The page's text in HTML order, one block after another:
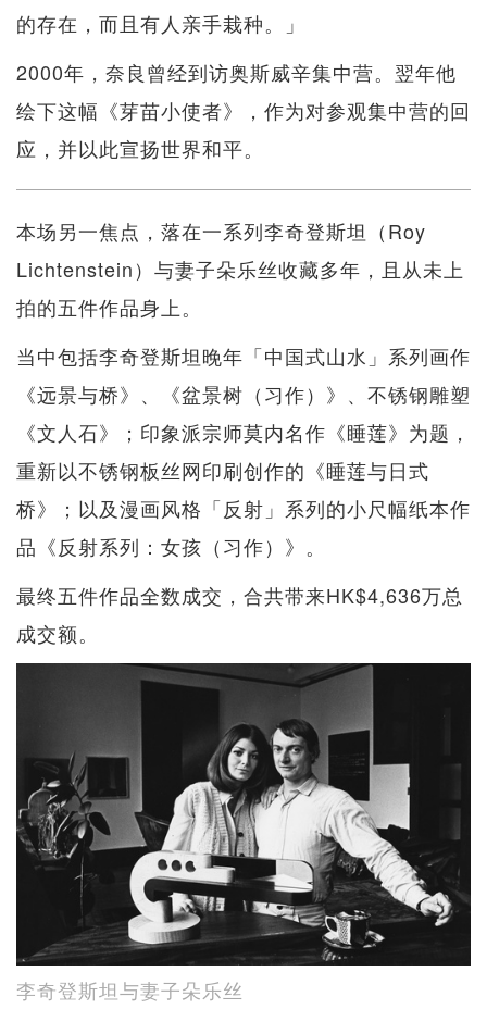
的存在，而且有人亲手栽种。」
2000年，奈良曾经到访奥斯威辛集中营。翌年他
绘下这幅《芽苗小使者》，作为对参观集中营的回
应，并以此宣扬世界和平。
本场另一焦点，落在一系列李奇登斯坦（Roy
Lichtenstein）与妻子朵乐丝收藏多年，且从未上
拍的五件作品身上。
当中包括李奇登斯坦晚年「中国式山水」系列画作
《远景与桥》、《盆景树（习作）》、不锈钢雕塑
《文人石》；印象派宗师莫内名作《睡莲》为题，
重新以不锈钢板丝网印刷创作的《睡莲与日式
桥》；以及漫画风格「反射」系列的小尺幅纸本作
品《反射系列：女孩（习作）》。
最终五件作品全数成交，合共带来HK$4,636万总
成交额。
李奇登斯坦与妻子朵乐丝